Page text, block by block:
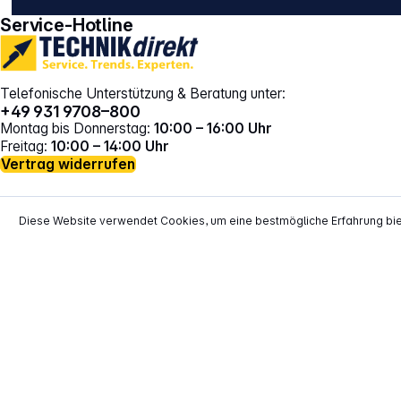
Service-Hotline
Telefonische Unterstützung & Beratung unter:
+49 931 9708–800
Montag bis Donnerstag: 10:00 – 16:00 Uhr
Freitag: 10:00 – 14:00 Uhr
Vertrag widerrufen
Diese Website verwendet Cookies, um eine bestmögliche Erfahrung